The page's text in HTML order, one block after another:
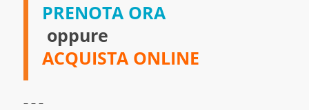
PRENOTA ORA
oppure
ACQUISTA ONLINE
– – –